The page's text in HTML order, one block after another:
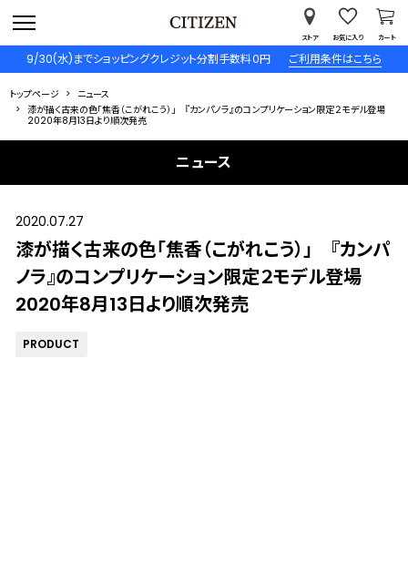
9/30(水)までショッピングクレジット分割手数料０円 ご利用条件はこちら
ストア お気に入り カート
トップページ
ニュース
漆が描く古来の色「焦香（こがれこう）」 『カンパノラ』のコンプリケーション限定２モデル登場
2020年8月13日より順次発売
ニュース
2020.07.27
漆が描く古来の色「焦香（こがれこう）」 『カンパ
ノラ』のコンプリケーション限定２モデル登場
2020年8月13日より順次発売
PRODUCT